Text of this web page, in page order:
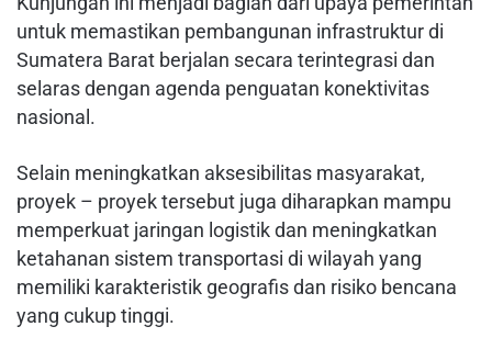
untuk memastikan pembangunan infrastruktur di
Sumatera Barat berjalan secara terintegrasi dan
selaras dengan agenda penguatan konektivitas
nasional.
Selain meningkatkan aksesibilitas masyarakat,
proyek – proyek tersebut juga diharapkan mampu
memperkuat jaringan logistik dan meningkatkan
ketahanan sistem transportasi di wilayah yang
memiliki karakteristik geografis dan risiko bencana
yang cukup tinggi.